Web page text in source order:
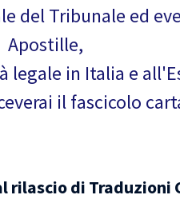
del Tribunale ed
Apostille,
legale in Italia e
il fascicolo
rilascio di Traduzioni